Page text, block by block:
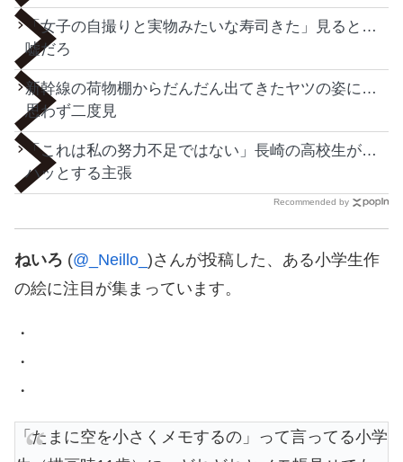
「女子の自撮りと実物みたいな寿司きた」見ると…
嘘だろ
新幹線の荷物棚からだんだん出てきたヤツの姿に…
思わず二度見
「これは私の努力不足ではない」長崎の高校生が…
ハッとする主張
Recommended by
ねいろ (@_Neillo_ )さんが投稿した、ある小学生作
の絵に注目が集まっています。
・
・
・
「たまに空を小さくメモするの」って言ってる小学